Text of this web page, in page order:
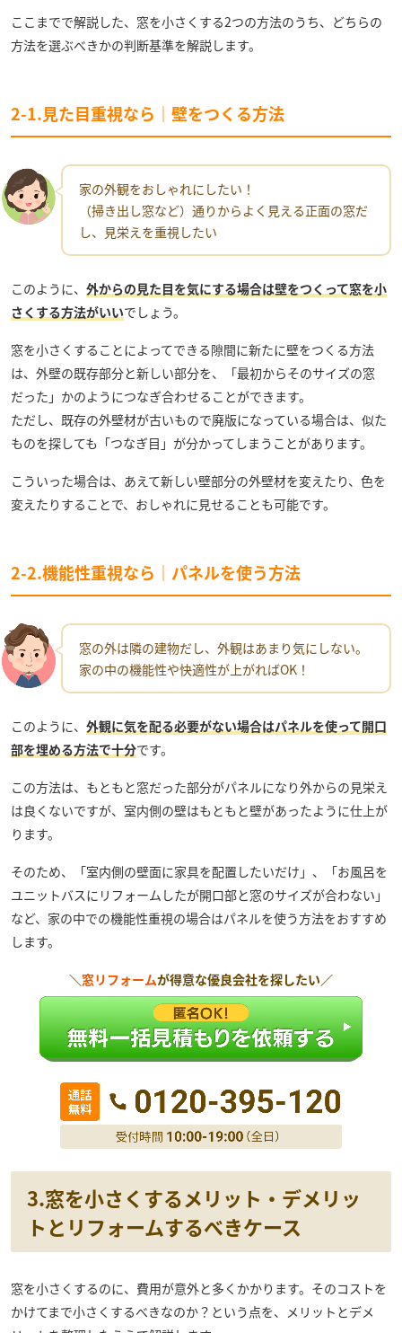
ここまでで解説した、窓を小さくする2つの方法のうち、どちらの
方法を選ぶべきかの判断基準を解説します。
2-1.見た目重視なら｜壁をつくる方法
家の外観をおしゃれにしたい！
（掃き出し窓など）通りからよく見える正面の窓だ
し、見栄えを重視したい
このように、 外からの見た目を気にする場合は壁をつくって窓を小
さくする方法がいいでしょう。
窓を小さくすることによってできる隙間に新たに壁をつくる方法
は、外壁の既存部分と新しい部分を、「最初からそのサイズの窓
だった」かのようにつなぎ合わせることができます。
ただし、既存の外壁材が古いもので廃版になっている場合は、似た
ものを探しても「つなぎ目」が分かってしまうことがあります。
こういった場合は、あえて新しい壁部分の外壁材を変えたり、色を
変えたりすることで、おしゃれに見せることも可能です。
2-2.機能性重視なら｜パネルを使う方法
窓の外は隣の建物だし、外観はあまり気にしない。
家の中の機能性や快適性が上がればOK！
このように、 外観に気を配る必要がない場合はパネルを使って開口
部を埋める方法で十分です。
この方法は、もともと窓だった部分がパネルになり外からの見栄え
は良くないですが、室内側の壁はもともと壁があったように仕上が
ります。
そのため、「室内側の壁面に家具を配置したいだけ」、「お風呂を
ユニットバスにリフォームしたが開口部と窓のサイズが合わない」
など、家の中での機能性重視の場合はパネルを使う方法をおすすめ
します。
＼窓リフォームが得意な優良会社を探したい／
3.窓を小さくするメリット・デメリッ
トとリフォームするべきケース
窓を小さくするのに、費用が意外と多くかかります。そのコストを
かけてまで小さくするべきなのか？という点を、メリットとデメ